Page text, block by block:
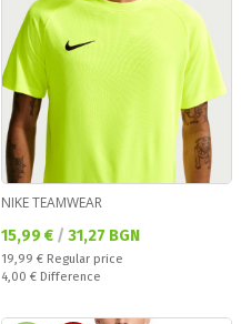
NIKE TEAMWEAR
Текуща цена:
15,99 € / 31,27 BGN
Regular price:
19,99 € Regular price
Спестявате:
4,00 € Difference